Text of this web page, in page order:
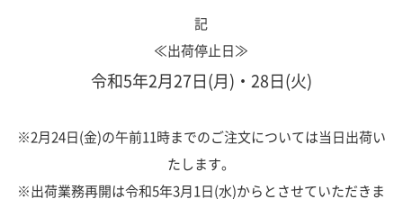
記
≪出荷停止日≫
令和5年2月27日(月)・28日(火)
※2月24日(金)の午前11時までのご注文については当日出荷い
たします。
※出荷業務再開は令和5年3月1日(水)からとさせていただきま